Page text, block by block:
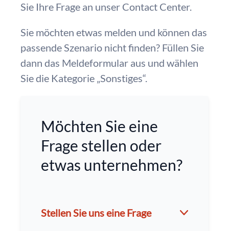
Sie Ihre Frage an unser Contact Center.
Sie möchten etwas melden und können das
passende Szenario nicht finden? Füllen Sie
dann das Meldeformular aus und wählen
Sie die Kategorie „Sonstiges“.
Möchten Sie eine
Frage stellen oder
etwas unternehmen?
Stellen Sie uns eine Frage